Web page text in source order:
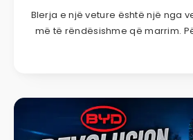
Blerja e një veture është një nga
më të rëndësishme që marrim.